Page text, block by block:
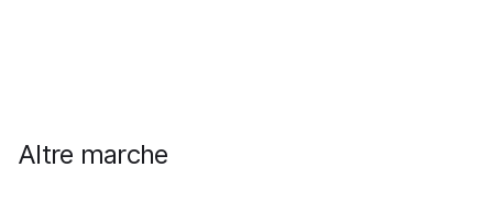
Altre marche